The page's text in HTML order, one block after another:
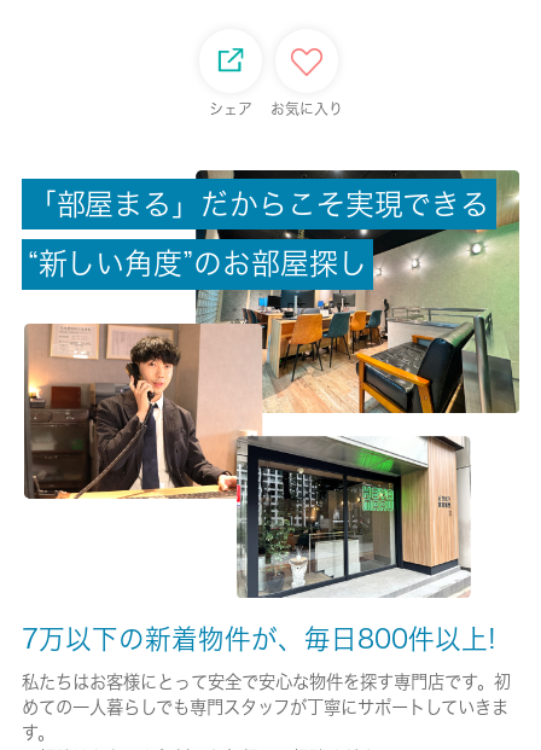
償却/敷引
-/-
権利金/雑費
-/-
総戸数
6戸
現状/入居可能日
保険加入/料金
有/-
シェア お気に入り
「 部屋 ま る 」 だ か ら こ そ実現で き る
“新 し い角 度”のお部屋探 し
7万以下の新着物件が、毎日800件以上!
私たちはお客様にとって安全で安心な物件を探す専門店です。初
めての一人暮らしでも専門スタッフが丁寧にサポートしていきま
す。